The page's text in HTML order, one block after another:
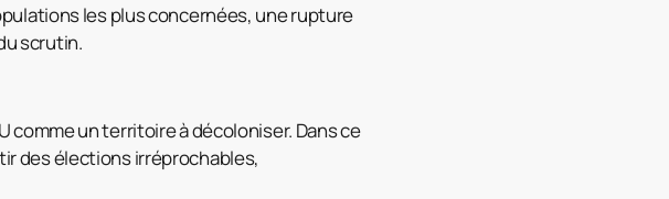
les plus concernées, une rupture
scrutin.
comme un territoire à décoloniser. Dans ce
des élections irréprochables,